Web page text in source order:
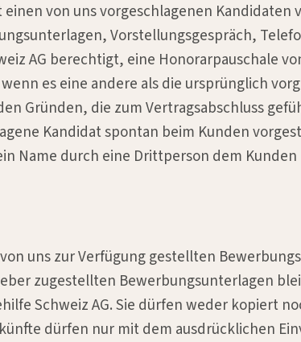
von uns vorgeschlagenen Kandidaten
Vorstellungsgespräch,
AG berechtigt, eine Honorarpauschale
es eine andere als die ursprünglich
Gründen, die zum Vertragsabschluss
Kandidat spontan beim Kunden
Name durch eine Drittperson dem
uns zur Verfügung gestellten
zugestellten Bewerbungsunterlagen
Schweiz AG. Sie dürfen weder kopiert
dürfen nur mit dem ausdrücklichen